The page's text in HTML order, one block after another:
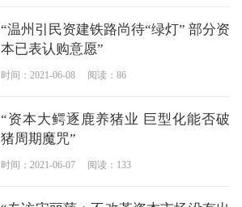
“温州引民资建铁路尚待“绿灯” 部分资
本已表认购意愿”
时间：2021-06-08 阅读：86
“资本大鳄逐鹿养猪业 巨型化能否破
猪周期魔咒”
时间：2021-06-07 阅读：133